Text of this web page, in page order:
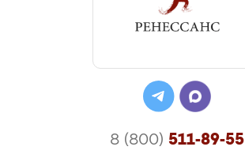
8 (800) 511-89-55